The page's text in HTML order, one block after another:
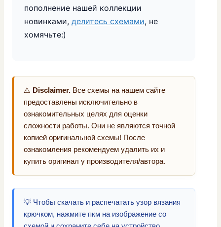
пополнение нашей коллекции
новинками, делитесь схемами, не
хомячьте:)
⚠️ Disclaimer. Все схемы на нашем сайте
предоставлены исключительно в
ознакомительных целях для оценки
сложности работы. Они не являются точной
копией оригинальной схемы! После
ознакомления рекомендуем удалить их и
купить оригинал у производителя/автора.
💡 Чтобы скачать и распечатать узор вязания
крючком, нажмите пкм на изображение со